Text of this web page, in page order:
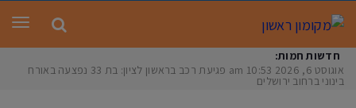
חדשות חמות:
אוגוסט 6, 2026
10:53 am פגיעת רכב בראשון לציון: בת 33 נפצעה באורח
בינוני ברחוב ירושלים